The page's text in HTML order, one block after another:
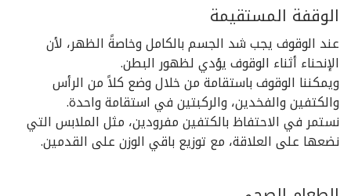
الوقفة المستقيمة
عند الوقوف يجب شد الجسم بالكامل وخاصةً الظهر، لأن
الإنحناء أثناء الوقوف يؤدي لظهور البطن.
ويمكننا الوقوف باستقامة من خلال وضع كلاً من الرأس
والكتفين والفخدين، والركبتين في استقامة واحدة.
نستمر في الاحتفاظ بالكتفين مفرودين، مثل الملابس التي
نضعها على العلاقة، مع توزيع باقي الوزن على القدمين.